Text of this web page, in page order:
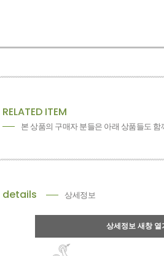
RELATED ITEM
본 상품의 구매자 분들은 아래 상품들도 함
details 상세정보
상세정보 새창 열